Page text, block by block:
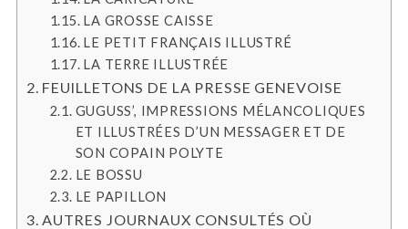
LA GROSSE CAISSE
LE PETIT FRANÇAIS ILLUSTRÉ
LA TERRE ILLUSTRÉE
FEUILLETONS DE LA PRESSE GENEVOISE
GUGUSS’, IMPRESSIONS MÉLANCOLIQUES
ET ILLUSTRÉES D’UN MESSAGER ET DE
SON COPAIN POLYTE
LE BOSSU
LE PAPILLON
AUTRES JOURNAUX CONSULTÉS OÙ